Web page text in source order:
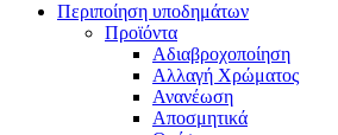
Περιποίηση υποδημάτων
Προϊόντα
Αδιαβροχοποίηση
Αλλαγή Χρώματος
Ανανέωση
Αποσμητικά